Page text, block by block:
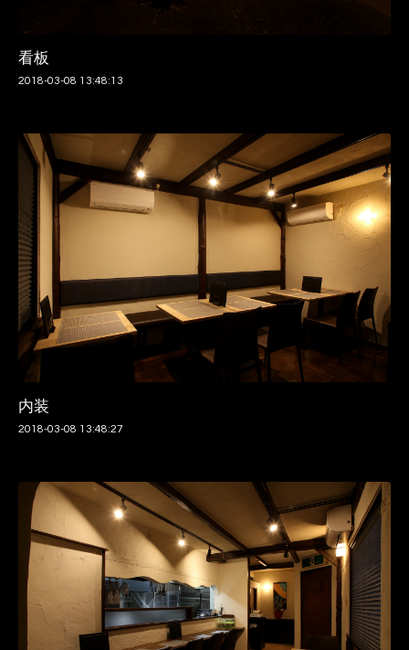
看板
2018-03-08 13:48:13
内装
2018-03-08 13:48:27